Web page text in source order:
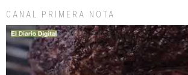
CANAL PRIMERA NOTA